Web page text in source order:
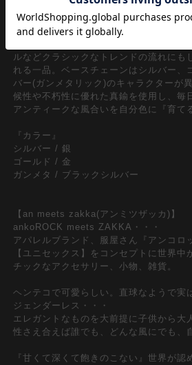
大ぶりサイズのサークルリング×リング
る事で無機質なモード感とネオレトロな
ップ。ストリートやモードスタイル、韓
ルなどクラシックなトレンドの流れにも
れる一品。ベースチェーンはシルバー、
バー(ガンメタリック)のキャラクターが
候性や不朽性に優れた真鍮を使用し、毎
アンティークな風合いを自分色に『育て
『カラー』
シルバー / 銀
ゴールド / 金
ガンメタ / ブラックシルバー
【an meets zakka(アンミツザッカ)】
ankoROCK meets ZAKKA・・・
アパレルブランド、服屋さん『アンコロ
【ユニセックス】をコンセプトに世界中
チックなアクセサリー、小物、雑貨。
ヘンテコで可愛らしい。直球なようで実
ジェンダーレス・・・
エレガントなものを大前提に子供から大
性さえ合えば誰でも、どんな風にでも、
『甘くて深くて飽きのこない』世界が認